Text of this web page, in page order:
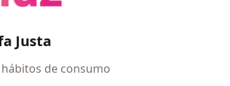
Justa
de consumo